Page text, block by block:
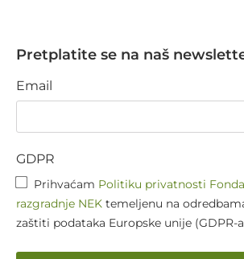
Pretplatite se na naš
Email
GDPR
Prihvaćam Politiku privatnosti
razgradnje NEK temeljenu na
zaštiti podataka Europske unije (GDPR-